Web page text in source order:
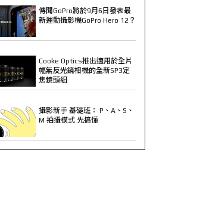
傳聞GoPro將於9月6日發表最
新運動攝影機GoPro Hero 12？
Cooke Optics推出適用於全片
幅無反光鏡相機的全新SP3定
焦鏡頭組
攝影新手 基礎班： P、A、S、
M 拍攝模式 先搞懂